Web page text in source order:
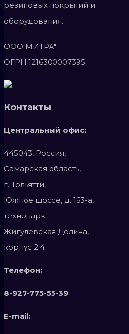
резиновых покрытий и
оборудования.
ООО"МИТРА"
ОГРН 1216300007395
Контакты
Центральный офис:
445043, Россия,
Самарская область,
г. Тольятти,
Южное шоссе, д. 163-а,
технопарк
Жигулевская Долина,
корпус 2.4
Телефон:
8-927-775-55-39
E-mail: